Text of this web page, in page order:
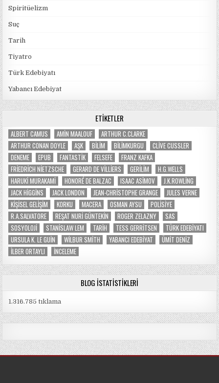
Spiritüelizm
Suç
Tarih
Tiyatro
Türk Edebiyatı
Yabancı Edebiyat
ETIKETLER
ALBERT CAMUS AMIN MAALOUF
ARTHUR C.CLARKE
ARTHUR CONAN DOYLE
AŞK BILIM BILIMKURGU
CLIVE CUSSLER
DENEME
EPUB FANTASTIK FELSEFE
FRANZ KAFKA
FRIEDRICH NIETZSCHE
GERARD DE VILLIERS GERILIM
H.G.WELLS
HARUKI MURAKAMI
HONORÉ DE BALZAC ISAAC ASIMOV
J.K.ROWLING
JACK HIGGINS
JACK LONDON JEAN-CHRISTOPHE GRANGE
JULES VERNE
KIŞISEL GELIŞIM
KORKU MACERA OSMAN AYSU
POLISIYE
R.A.SALVATORE
REŞAT NURI GÜNTEKIN ROGER ZELAZNY
SAS
SOSYOLOJI
STANISLAW LEM TARIH TESS GERRITSEN
TÜRK EDEBIYATI
URSULA K. LE GUIN
WILBUR SMITH YABANCI EDEBIYAT
ÜMIT DENIZ
İLBER ORTAYLI
İNCELEME
BLOG İSTATISTIKLERI
1.316.785 tıklama